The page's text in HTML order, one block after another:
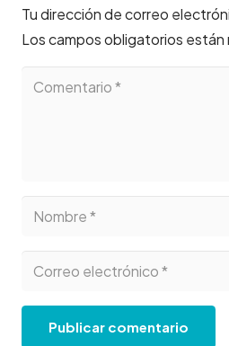
Tu dirección de correo
Los campos obligatorios están
Publicar comentario